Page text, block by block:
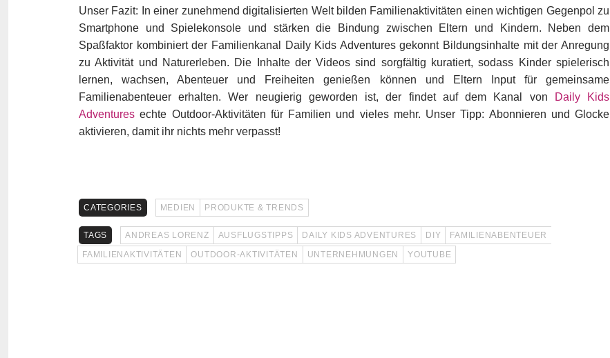
Unser Fazit: In einer zunehmend digitalisierten Welt bilden Familienaktivitäten einen wichtigen Gegenpol zu
Smartphone und Spielekonsole und stärken die Bindung zwischen Eltern und Kindern. Neben dem
Spaßfaktor kombiniert der Familienkanal Daily Kids Adventures gekonnt Bildungsinhalte mit der Anregung
zu Aktivität und Naturerleben. Die Inhalte der Videos sind sorgfältig kuratiert, sodass Kinder spielerisch
lernen, wachsen, Abenteuer und Freiheiten genießen können und Eltern Input für gemeinsame
Familienabenteuer erhalten. Wer neugierig geworden ist, der findet auf dem Kanal von
Daily Kids
Adventures echte Outdoor-Aktivitäten für Familien und vieles mehr. Unser Tipp: Abonnieren und Glocke
aktivieren, damit ihr nichts mehr verpasst!
CATEGORIES MEDIEN PRODUKTE & TRENDS
TAGS ANDREAS LORENZ AUSFLUGSTIPPS DAILY KIDS ADVENTURES DIY
FAMILIENABENTEUER
FAMILIENAKTIVITÄTEN
OUTDOOR-AKTIVITÄTEN UNTERNEHMUNGEN YOUTUBE